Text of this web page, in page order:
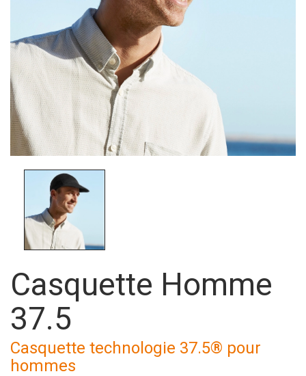
Casquette Homme
37.5
Casquette technologie 37.5® pour
hommes